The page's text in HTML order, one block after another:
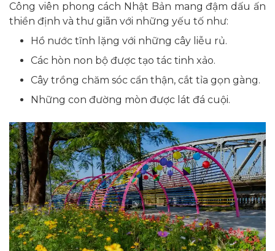
Công viên phong cách Nhật Bản mang đậm dấu ấn
thiền định và thư giãn với những yếu tố như:
Hồ nước tĩnh lặng với những cây liễu rủ.
Các hòn non bộ được tạo tác tinh xảo.
Cây trồng chăm sóc cẩn thận, cắt tỉa gọn gàng.
Những con đường mòn được lát đá cuội.